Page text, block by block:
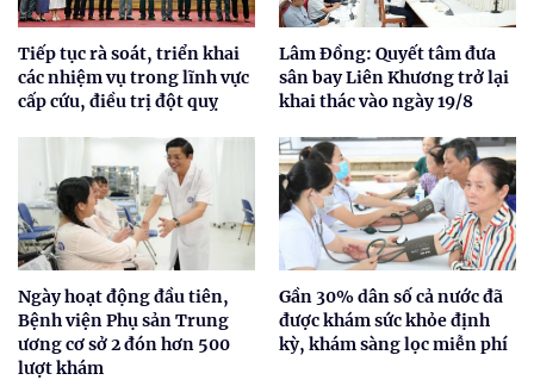
Tiếp tục rà soát, triển khai
các nhiệm vụ trong lĩnh vực
cấp cứu, điều trị đột quỵ
Lâm Đồng: Quyết tâm đưa
sân bay Liên Khương trở lại
khai thác vào ngày 19/8
Ngày hoạt động đầu tiên,
Bệnh viện Phụ sản Trung
ương cơ sở 2 đón hơn 500
lượt khám
Gần 30% dân số cả nước đã
được khám sức khỏe định
kỳ, khám sàng lọc miễn phí